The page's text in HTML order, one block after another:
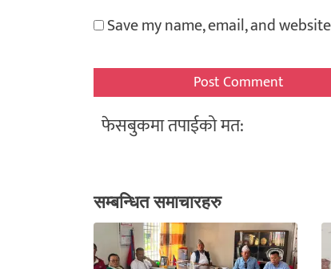
Save my name, email, and
फेसबुकमा तपाईको मत:
सम्बन्धित समाचारहरु